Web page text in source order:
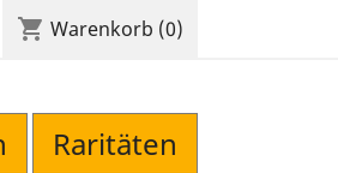
shopping_cart Warenkorb (0)
Raritäten